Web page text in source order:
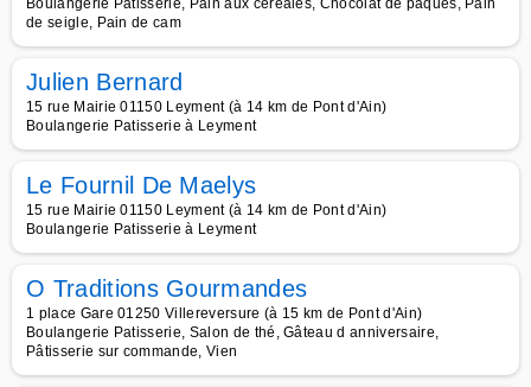
Boulangerie Patisserie, Pain aux céréales, Chocolat de pâques, Pain
de seigle, Pain de cam
Julien Bernard
15 rue Mairie 01150 Leyment (à 14 km de Pont d'Ain)
Boulangerie Patisserie à Leyment
Le Fournil De Maelys
15 rue Mairie 01150 Leyment (à 14 km de Pont d'Ain)
Boulangerie Patisserie à Leyment
O Traditions Gourmandes
1 place Gare 01250 Villereversure (à 15 km de Pont d'Ain)
Boulangerie Patisserie, Salon de thé, Gâteau d anniversaire,
Pâtisserie sur commande, Vien